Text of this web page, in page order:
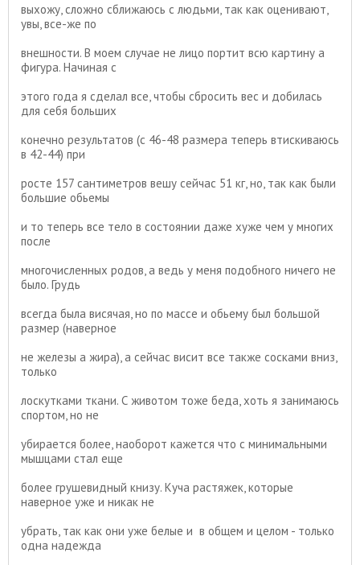
выхожу, сложно сближаюсь с людьми, так как оценивают,
увы, все-же по
внешности. В моем случае не лицо портит всю картину а
фигура. Начиная с
этого года я сделал все, чтобы сбросить вес и добилась
для себя больших
конечно результатов (с 46-48 размера теперь втискиваюсь
в 42-44) при
росте 157 сантиметров вешу сейчас 51 кг, но, так как были
большие обьемы
и то теперь все тело в состоянии даже хуже чем у многих
после
многочисленных родов, а ведь у меня подобного ничего не
было. Грудь
всегда была висячая, но по массе и обьему был большой
размер (наверное
не железы а жира), а сейчас висит все также сосками вниз,
только
лоскутками ткани. С животом тоже беда, хоть я занимаюсь
спортом, но не
убирается более, наоборот кажется что с минимальными
мышцами стал еще
более грушевидный книзу. Куча растяжек, которые
наверное уже и никак не
убрать, так как они уже белые и в общем и целом - только
одна надежда